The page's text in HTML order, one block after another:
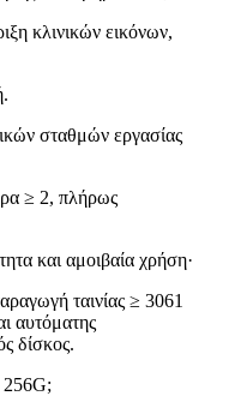
κλινικών εικόνων,
σταθμών εργασίας
≥ 2, πλήρως
και αμοιβαία χρήση·
ταινίας ≥ 3061
αυτόματης
δίσκος.
256G;